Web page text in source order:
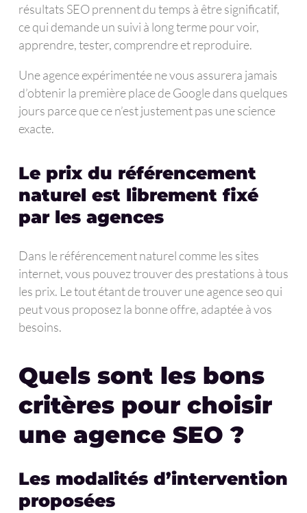
résultats SEO prennent du temps à être significatif,
ce qui demande un suivi à long terme pour voir,
apprendre, tester, comprendre et reproduire.
Une agence expérimentée ne vous assurera jamais
d’obtenir la première place de Google dans quelques
jours parce que ce n’est justement pas une science
exacte.
Le prix du référencement
naturel est librement fixé
par les agences
Dans le référencement naturel comme les sites
internet, vous pouvez trouver des prestations à tous
les prix. Le tout étant de trouver une agence seo qui
peut vous proposez la bonne offre, adaptée à vos
besoins.
Quels sont les bons
critères pour choisir
une agence SEO ?
Les modalités d’intervention
proposées